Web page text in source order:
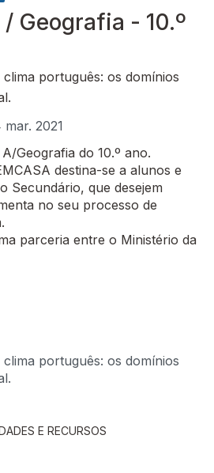
Geografia - 10.º
português: os domínios
mar. 2021
Geografia do 10.º ano.
destina-se a alunos e
Secundário, que desejem
no seu processo de
parceria entre o Ministério da
português: os domínios
E RECURSOS